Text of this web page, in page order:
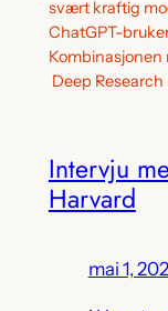
svært kraftig
ChatGPT-
Kombinasjonen
Deep Research
Intervju
Harvard
mai 1,